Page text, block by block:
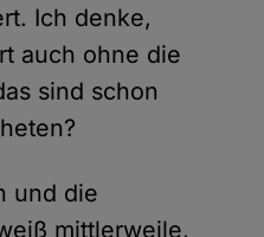
Ich denke,
auch ohne die
sind schon
und die
mittlerweile,